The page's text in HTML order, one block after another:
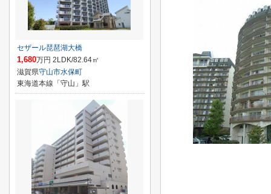
セザール琵琶湖大橋
1,680万円 2LDK/82.64㎡
滋賀県守山市水保町
東海道本線「守山」駅